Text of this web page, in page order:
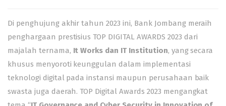
Di penghujung akhir tahun 2023 ini, Bank Jombang meraih
penghargaan prestisius TOP DIGITAL AWARDS 2023 dari
majalah ternama, It Works dan IT Institution, yang secara
khusus menyoroti keunggulan dalam implementasi
teknologi digital pada instansi maupun perusahaan baik
swasta juga daerah. TOP Digital Awards 2023 mengangkat